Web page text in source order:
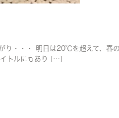
り・・・ 明日は20℃を超えて、春
トルにもあり […]